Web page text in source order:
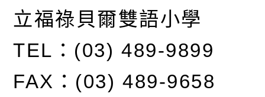
立福祿貝爾雙語小學
TEL：(03) 489-9899
FAX：(03) 489-9658